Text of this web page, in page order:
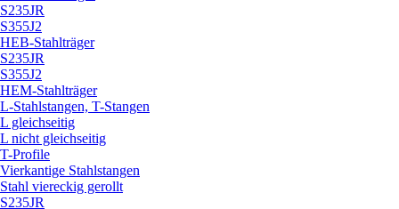
S235JR
S355J2
HEB-Stahlträger
S235JR
S355J2
HEM-Stahlträger
L-Stahlstangen, T-Stangen
L gleichseitig
L nicht gleichseitig
T-Profile
Vierkantige Stahlstangen
Stahl viereckig gerollt
S235JR